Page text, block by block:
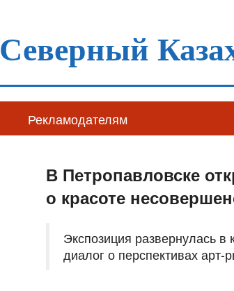
Северный
Рекламодателям
В Петропавловске
о красоте
Экспозиция развернулась
диалог о перспективах арт-